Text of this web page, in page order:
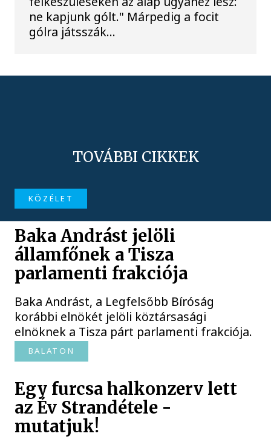
ne kapjunk gólt." Márpedig a focit
gólra játsszák...
TOVÁBBI CIKKEK
KÖZÉLET
Baka Andrást jelöli
államfőnek a Tisza
parlamenti frakciója
Baka Andrást, a Legfelsőbb Bíróság
korábbi elnökét jelöli köztársasági
elnöknek a Tisza párt parlamenti frakciója.
BALATON
Egy furcsa halkonzerv lett
az Év Strandétele -
mutatjuk!